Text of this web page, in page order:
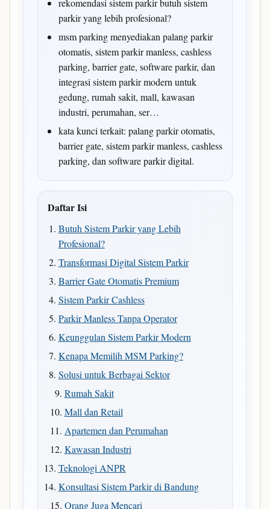
rekomendasi sistem parkir butuh sistem
parkir yang lebih profesional?
msm parking menyediakan palang parkir
otomatis, sistem parkir manless, cashless
parking, barrier gate, software parkir, dan
integrasi sistem parkir modern untuk
gedung, rumah sakit, mall, kawasan
industri, perumahan, ser…
kata kunci terkait: palang parkir otomatis,
barrier gate, sistem parkir manless, cashless
parking, dan software parkir digital.
Daftar Isi
Butuh Sistem Parkir yang Lebih
Profesional?
Transformasi Digital Sistem Parkir
Barrier Gate Otomatis Premium
Sistem Parkir Cashless
Parkir Manless Tanpa Operator
Keunggulan Sistem Parkir Modern
Kenapa Memilih MSM Parking?
Solusi untuk Berbagai Sektor
Rumah Sakit
Mall dan Retail
Apartemen dan Perumahan
Kawasan Industri
Teknologi ANPR
Konsultasi Sistem Parkir di Bandung
Orang Juga Mencari